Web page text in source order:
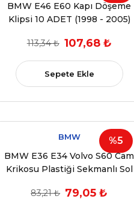
BMW E46 E60 Kapı Döşeme
Klipsi 10 ADET (1998 - 2005)
51411973500)
113,34 ₺ 107,68 ₺
Sepete Ekle
%5
BMW
BMW E36 E34 Volvo S60 Cam
Krikosu Plastiği Sekmanlı Sol
83,21 ₺ 79,05 ₺